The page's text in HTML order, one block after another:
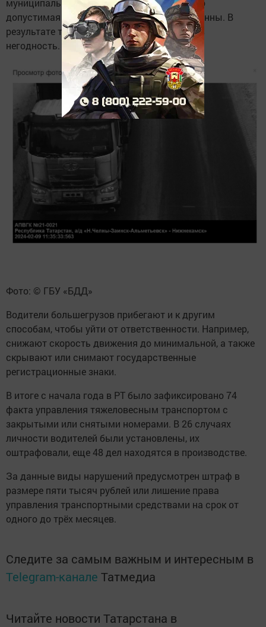
муниципальным дорогам, где максимально
допустимая нагрузка составляет всего 4 тонны. В
результате такие дороги быстро приходят в
негодность.
Фото: © ГБУ «БДД»
Водители большегрузов прибегают и к другим
способам, чтобы уйти от ответственности. Например,
снижают скорость движения до минимальной, а также
скрывают или снимают государственные
регистрационные знаки.
В итоге с начала года в РТ было зафиксировано 74
факта управления тяжеловесным транспортом с
закрытыми или снятыми номерами. В 26 случаях
личности водителей были установлены, их
оштрафовали, еще 48 дел находятся в производстве.
За данные виды нарушений предусмотрен штраф в
размере пяти тысяч рублей или лишение права
управления транспортными средствами на срок от
одного до трёх месяцев.
Следите за самым важным и интересным в
Telegram-канале Татмедиа
Читайте новости Татарстана в